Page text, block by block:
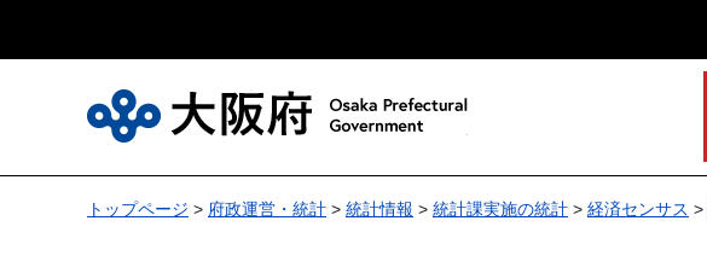
トップページ > 府政運営・統計 > 統計情報 > 統計課実施の統計 > 経済センサス >